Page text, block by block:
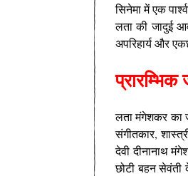
सिनेमा में एक
लता की जादुई
अपरिहार्य और
प्रारम्भिक
लता मंगेशकर का
संगीतकार,
देवी दीनानाथ
छोटी बहन